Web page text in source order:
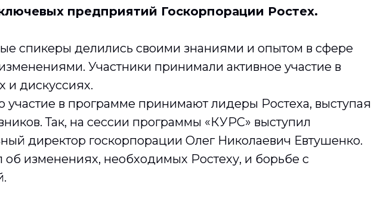
предприятий Госкорпорации Ростех.
спикеры делились своими знаниями и опытом в сфере
Участники принимали активное участие в
и дискуссиях.
участие в программе принимают лидеры Ростеха, выступая
Так, на сессии программы «КУРС» выступил
директор госкорпорации Олег Николаевич Евтушенко.
об изменениях, необходимых Ростеху, и борьбе с